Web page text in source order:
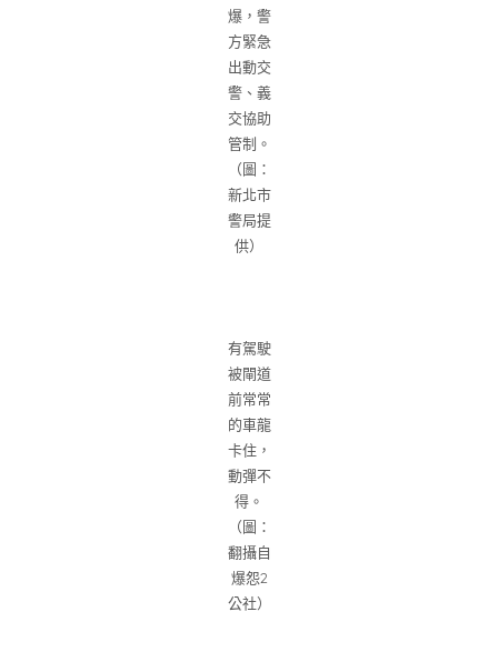
爆，警
方緊急
出動交
警、義
交協助
管制。
（圖：
新北市
警局提
供）
有駕駛
被閘道
前常常
的車龍
卡住，
動彈不
得。
（圖：
翻攝自
爆怨2
公社）